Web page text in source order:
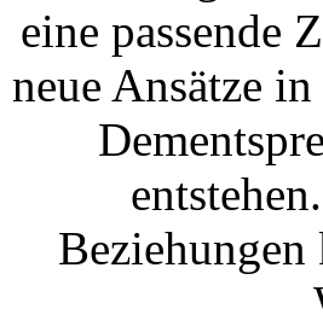
eine passende
neue Ansätze